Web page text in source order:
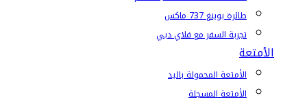
طائرة بوينغ 737 ماكس
تجربة السفر مع فلاي دبي
الأمتعة
الأمتعة المحمولة باليد
الأمتعة المسجلة